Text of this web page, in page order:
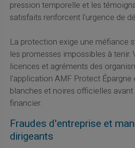
pression temporelle et les
satisfaits renforcent l'urgence de
La protection exige une méfiance
les promesses impossibles à tenir.
licences et agréments des
l'application AMF Protect
blanches et noires officielles
financier.
Fraudes d'entreprise et
dirigeants